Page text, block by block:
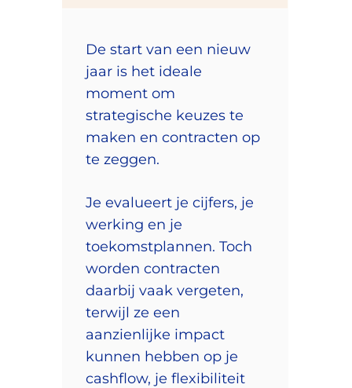
De start van een nieuw
jaar is het ideale
moment om
strategische keuzes te
maken en contracten op
te zeggen.
Je evalueert je cijfers, je
werking en je
toekomstplannen. Toch
worden contracten
daarbij vaak vergeten,
terwijl ze een
aanzienlijke impact
kunnen hebben op je
cashflow, je flexibiliteit